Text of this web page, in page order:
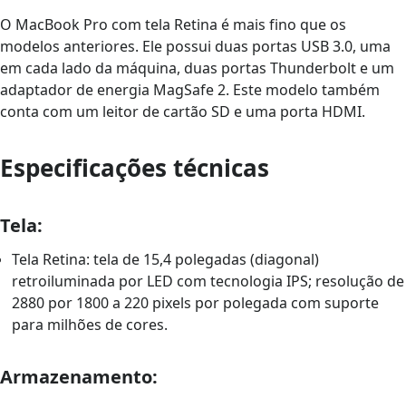
O MacBook Pro com tela Retina é mais fino que os
modelos anteriores. Ele possui duas portas USB 3.0, uma
em cada lado da máquina, duas portas Thunderbolt e um
adaptador de energia MagSafe 2. Este modelo também
conta com um leitor de cartão SD e uma porta HDMI.
Especificações técnicas
Tela:
Tela Retina: tela de 15,4 polegadas (diagonal)
retroiluminada por LED com tecnologia IPS; resolução de
2880 por 1800 a 220 pixels por polegada com suporte
para milhões de cores.
Armazenamento: